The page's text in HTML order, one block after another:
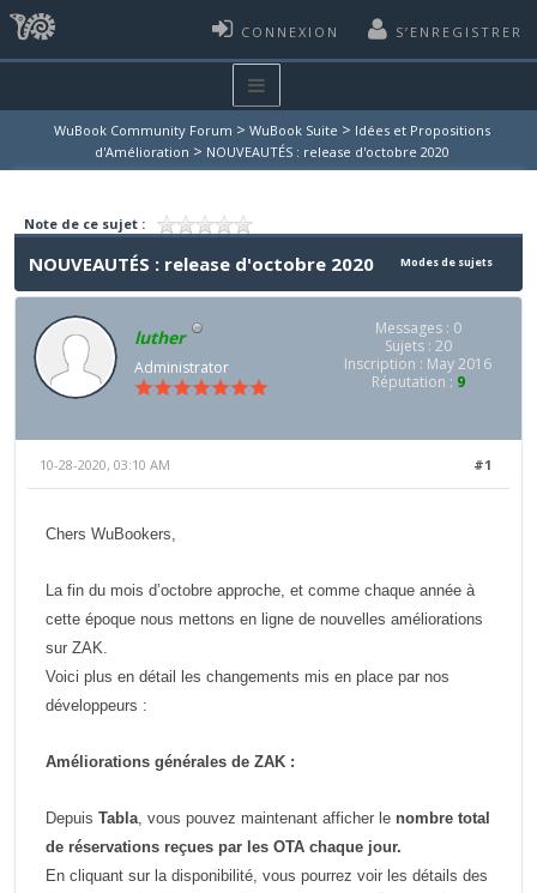
CONNEXION S’ENREGISTRER
WuBook Community Forum > WuBook Suite > Idées et Propositions
d'Amélioration > NOUVEAUTÉS : release d'octobre 2020
Note de ce sujet :
Modes de sujets
NOUVEAUTÉS : release d'octobre 2020
luther
Administrator
Messages : 0
Sujets : 20
Inscription : May 2016
Réputation : 9
#1
10-28-2020, 03:10 AM
Chers WuBookers,
La fin du mois d’octobre approche, et comme chaque année à
cette époque nous mettons en ligne de nouvelles améliorations
sur ZAK.
Voici plus en détail les changements mis en place par nos
développeurs :
Améliorations générales de ZAK :
Depuis Tabla , vous pouvez maintenant afficher le nombre total
de réservations reçues par les OTA chaque jour.
En cliquant sur la disponibilité, vous pourrez voir les détails des